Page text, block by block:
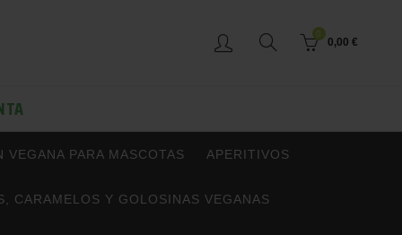
0
0,00 €
VEGANA PARA MASCOTAS APERITIVOS
CARAMELOS Y GOLOSINAS VEGANAS